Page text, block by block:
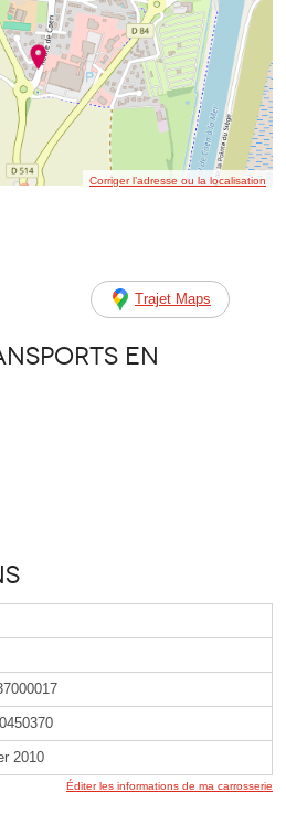
Corriger l’adresse ou la localisation
Trajet Maps
en
2010
Éditer les informations de ma carrosserie